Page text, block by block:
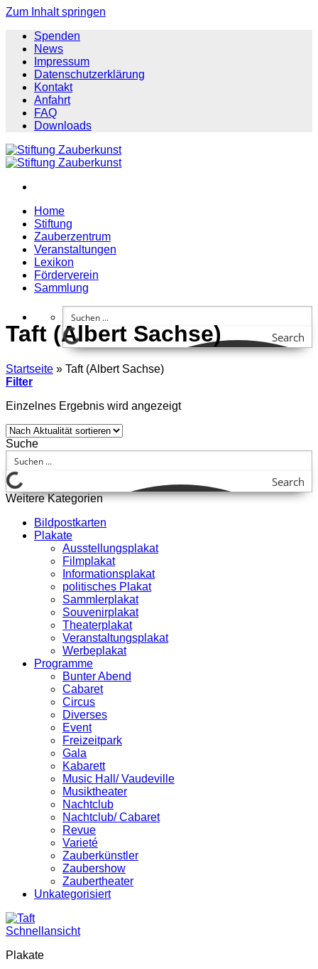
Zum Inhalt springen
Spenden
News
Impressum
Datenschutzerklärung
Kontakt
Anfahrt
FAQ
Downloads
Home
Stiftung
Zauberzentrum
Veranstaltungen
Lexikon
Förderverein
Sammlung
Search
Taft (Albert Sachse)
Startseite » Taft (Albert Sachse)
Filter
Einzelnes Ergebnis wird angezeigt
Suche
Search
Weitere Kategorien
Bildpostkarten
Plakate
Ausstellungsplakat
Filmplakat
Informationsplakat
politisches Plakat
Sammlerplakat
Souvenirplakat
Theaterplakat
Veranstaltungsplakat
Werbeplakat
Programme
Bunter Abend
Cabaret
Circus
Diverses
Event
Freizeitpark
Gala
Kabarett
Music Hall/ Vaudeville
Musiktheater
Nachtclub
Nachtclub/ Cabaret
Revue
Varieté
Zauberkünstler
Zaubershow
Zaubertheater
Unkategorisiert
Schnellansicht
Plakate